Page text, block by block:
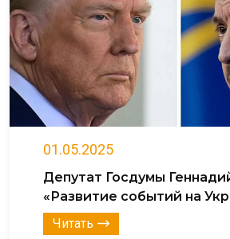
01.05.2025
Депутат Госдумы
«Развитие событий на
Читать